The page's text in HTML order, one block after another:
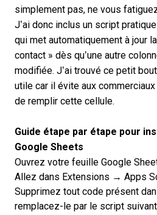
simplement pas, ne vous
J’ai donc inclus un script
qui met automatiquement à jour
contact » dès qu’une autre
modifiée. J’ai trouvé ce petit
utile car il évite aux
de remplir cette cellule.
Guide étape par étape pour
Google Sheets
Ouvrez votre feuille Google
Allez dans Extensions → Apps
Supprimez tout code présent
remplacez-le par le script suivant